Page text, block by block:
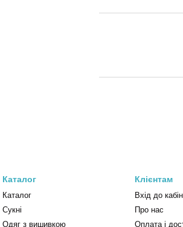
Каталог
Каталог
Сукні
Одяг з вишивкою
Клієнтам
Вхід до
Про нас
Оплата і